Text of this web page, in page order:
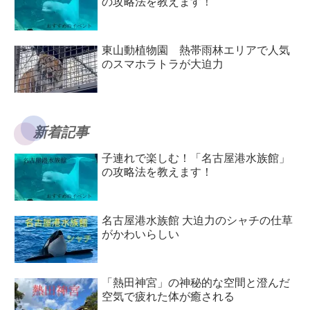
東山動植物園 熱帯雨林エリアで人気
のスマホラトラが大迫力
新着記事
子連れで楽しむ！「名古屋港水族館」
の攻略法を教えます！
名古屋港水族館 大迫力のシャチの仕草
がかわいらしい
「熱田神宮」の神秘的な空間と澄んだ
空気で疲れた体が癒される